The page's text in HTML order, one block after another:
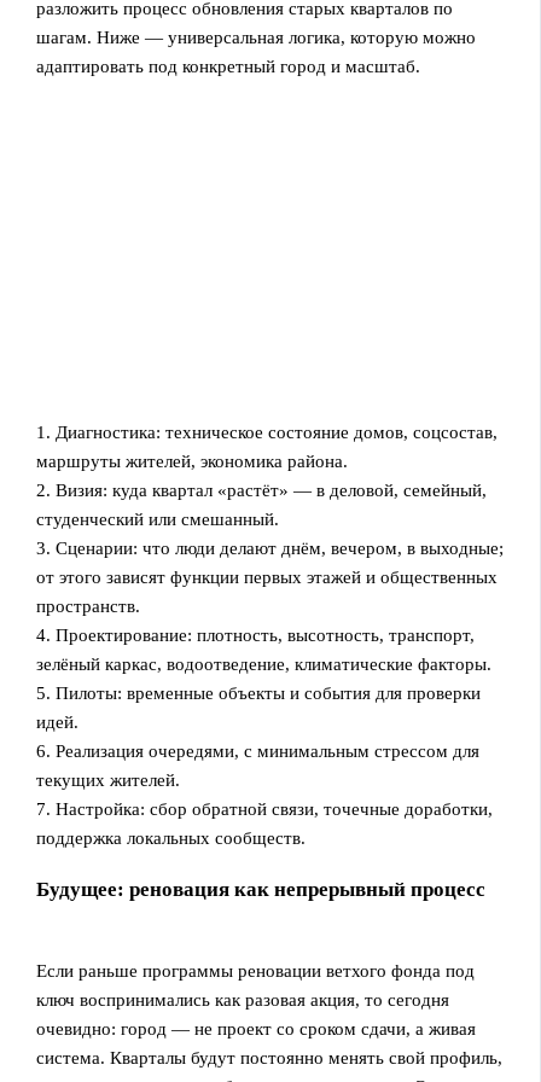
разложить процесс обновления старых кварталов по
шагам. Ниже — универсальная логика, которую можно
адаптировать под конкретный город и масштаб.
1. Диагностика: техническое состояние домов, соцсостав,
маршруты жителей, экономика района.
2. Визия: куда квартал «растёт» — в деловой, семейный,
студенческий или смешанный.
3. Сценарии: что люди делают днём, вечером, в выходные;
от этого зависят функции первых этажей и общественных
пространств.
4. Проектирование: плотность, высотность, транспорт,
зелёный каркас, водоотведение, климатические факторы.
5. Пилоты: временные объекты и события для проверки
идей.
6. Реализация очередями, с минимальным стрессом для
текущих жителей.
7. Настройка: сбор обратной связи, точечные доработки,
поддержка локальных сообществ.
Будущее: реновация как непрерывный процесс
Если раньше программы реновации ветхого фонда под
ключ воспринимались как разовая акция, то сегодня
очевидно: город — не проект со сроком сдачи, а живая
система. Кварталы будут постоянно менять свой профиль,